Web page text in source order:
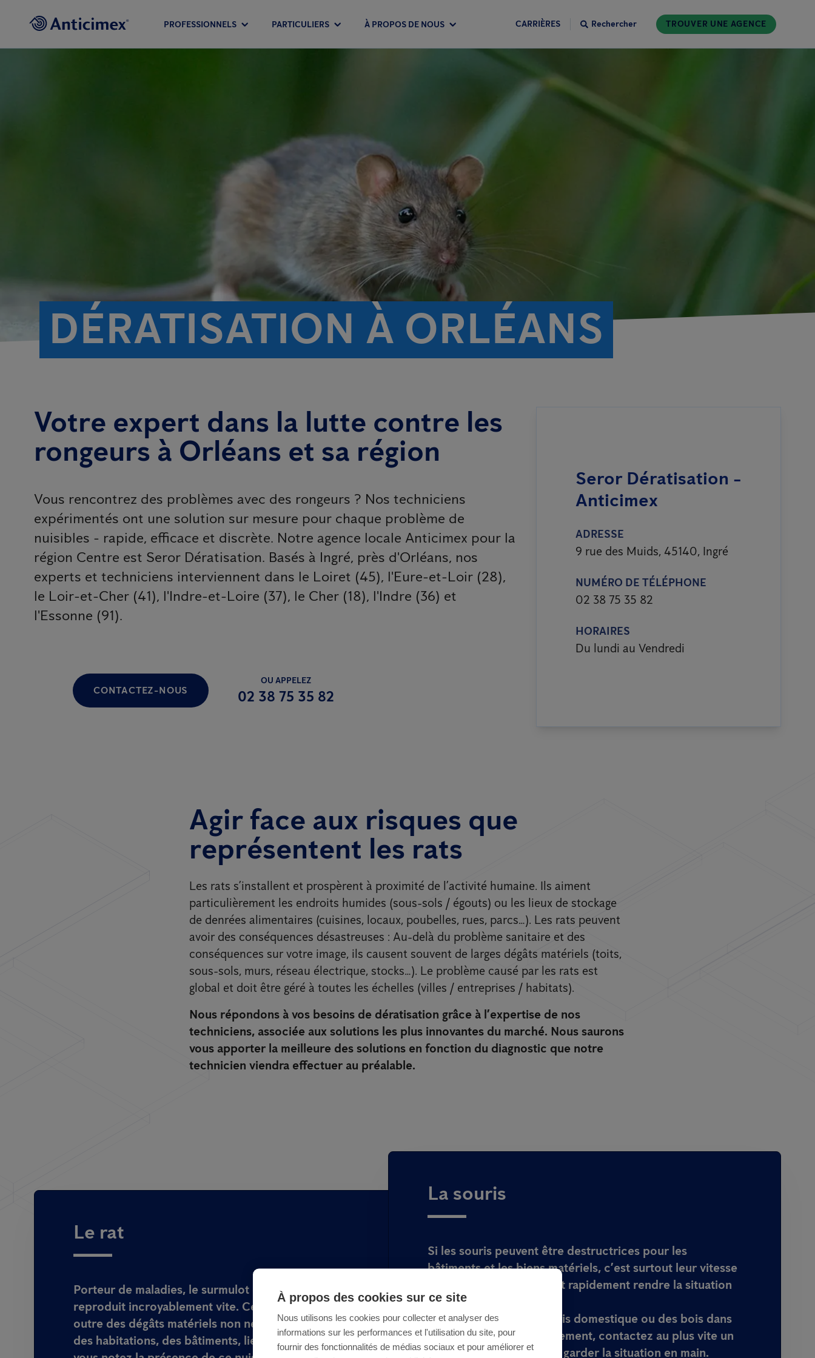
PROFESSIONNELS PARTICULIERS À PROPOS DE NOUS CARRIÈRES Rechercher TROUVER UNE AGENCE
DÉRATISATION À ORLÉANS
Votre expert dans la lutte contre les
rongeurs à Orléans et sa région
Vous rencontrez des problèmes avec des rongeurs ? Nos techniciens
expérimentés ont une solution sur mesure pour chaque problème de
nuisibles - rapide, efficace et discrète. Notre agence locale Anticimex pour la
région Centre est Seror Dératisation. Basés à Ingré, près d'Orléans, nos
experts et techniciens interviennent dans le Loiret (45), l'Eure-et-Loir (28),
le Loir-et-Cher (41), l'Indre-et-Loire (37), le Cher (18), l'Indre (36) et
l'Essonne (91).
CONTACTEZ-NOUS
OU APPELEZ
02 38 75 35 82
Seror Dératisation -
Anticimex
ADRESSE
9 rue des Muids, 45140, Ingré
NUMÉRO DE TÉLÉPHONE
02 38 75 35 82
HORAIRES
Du lundi au Vendredi
Agir face aux risques que
représentent les rats
Les rats s’installent et prospèrent à proximité de l’activité humaine. Ils aiment
particulièrement les endroits humides (sous-sols / égouts) ou les lieux de stockage
de denrées alimentaires (cuisines, locaux, poubelles, rues, parcs…). Les rats peuvent
avoir des conséquences désastreuses : Au-delà du problème sanitaire et des
conséquences sur votre image, ils causent souvent de larges dégâts matériels (toits,
sous-sols, murs, réseau électrique, stocks…). Le problème causé par les rats est
global et doit être géré à toutes les échelles (villes / entreprises / habitats).
Nous répondons à vos besoins de dératisation grâce à l’expertise de nos
techniciens, associée aux solutions les plus innovantes du marché. Nous saurons
vous apporter la meilleure des solutions en fonction du diagnostic que notre
technicien viendra effectuer au préalable.
Le rat
Porteur de maladies, le surmulot ou rat d’égout se
reproduit incroyablement vite. Ce rongeur cause en
outre des dégâts matériels non négligeables au niveau
des habitations, des bâtiments, lieux de stockage... Si
La souris
Si les souris peuvent être destructrices pour les
bâtiments et les biens matériels, c’est surtout leur vitesse
de reproduction qui peut rapidement rendre la situation
ingérable.
Si vous repérez une souris domestique ou des bois dans
votre maison ou établissement, contactez au plus vite un
expert Anticimex afin de garder la situation en main.
À propos des cookies sur ce site
Nous utilisons les cookies pour collecter et analyser des
informations sur les performances et l'utilisation du site, pour
fournir des fonctionnalités de médias sociaux et pour améliorer et